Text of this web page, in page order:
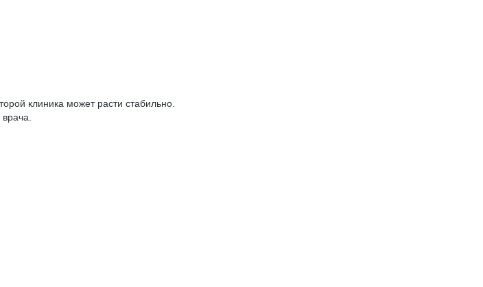
клиника может расти стабильно.